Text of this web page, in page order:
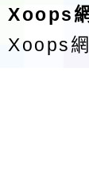
Xoops
Xoops